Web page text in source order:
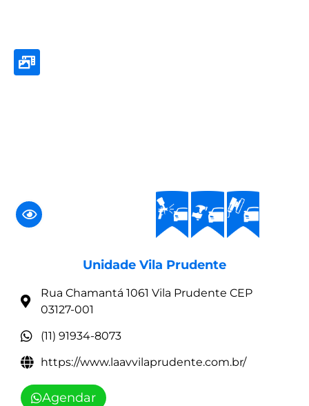
Unidade Vila Prudente
Rua Chamantá 1061 Vila Prudente CEP
03127-001
(11) 91934-8073
https://www.laavvilaprudente.com.br/
Agendar